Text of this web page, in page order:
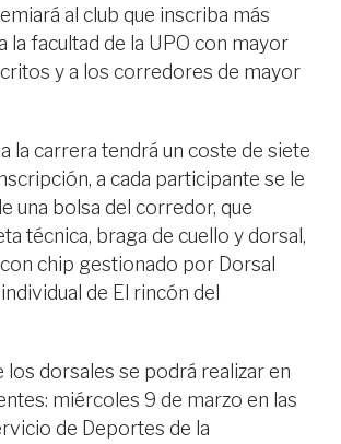
al club que inscriba más
la facultad de la UPO con mayor
y a los corredores de mayor
a la carrera tendrá un coste de siete
a cada participante se le
una bolsa del corredor, que
técnica, braga de cuello y dorsal,
chip gestionado por Dorsal
de El rincón del
los dorsales se podrá realizar en
miércoles 9 de marzo en las
de Deportes de la